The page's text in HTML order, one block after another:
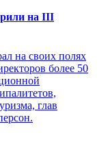
на III
на своих полях
более 50
глав